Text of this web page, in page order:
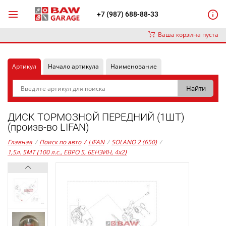
+7 (987) 688-88-33
Ваша корзина пуста
Артикул Начало артикула Наименование
ДИСК ТОРМОЗНОЙ ПЕРЕДНИЙ (1ШТ)
(произв-во LIFAN)
Главная / Поиск по авто / LIFAN / SOLANO 2 (650) /
1,5л. 5MT (100 л.с., ЕВРО 5, БЕНЗИН, 4x2)